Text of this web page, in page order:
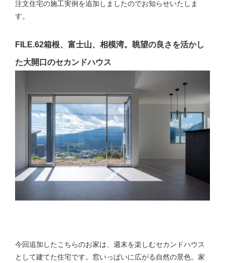
注文住宅の施工実例を追加しましたのでお知らせいたしま
す。
FILE.62箱根、富士山、相模湾。眺望の良さを活かし
た大開口のセカンドハウス
今回追加したこちらのお家は、 週末を楽しむセカンドハウス
として建てた住宅です。 窓いっぱいに広がる自然の景色。家